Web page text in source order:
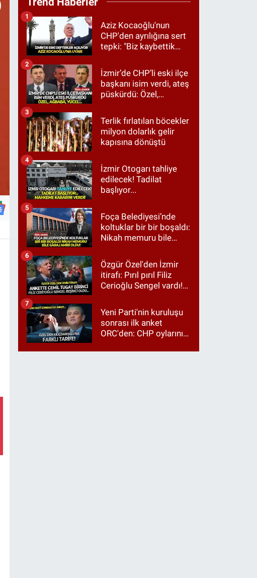
Aziz Kocaoğlu'nun
CHP'den ayrılığına sert
tepki: "Biz kaybettik
etmedik"
1
İzmir’de CHP’li eski ilçe
başkanı isim verdi, ateş
püskürdü: Özel,
2
Terlik fırlatılan böcekler
milyon dolarlık gelir
kapısına dönüştü
3
İzmir Otogarı tahliye
edilecek! Tadilat
başlıyor...
4
Foça Belediyesi’nde
koltuklar bir bir boşaldı:
Nikah memuru bile
5
Özgür Özel'den İzmir
itirafı: Pırıl pırıl Filiz
Cerioğlu Sengel vardı!
Tugay birinci çıktı
6
Yeni Parti'nin kuruluşu
sonrası ilk anket
ORC'den: CHP oylarının
üçte biri Kılıçdaroğlu'na
7